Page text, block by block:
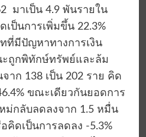
มาเป็น 4.9 พันรายใน
เป็นการเพิ่มขึ้น 22.3%
ที่มีปัญหาทางการเงิน
ะถูกพิทักษ์ทรัพย์และล้ม
าก 138 เป็น 202 ราย คิด
ขณะเดียวกันยอดการ
ม่กลับลดลงจาก 1.5 หมื่น
คิดเป็นการลดลง -5.3%